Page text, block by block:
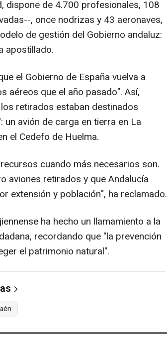
dispone de 4.700 profesionales, 108
, once nodrizas y 43 aeronaves,
de gestión del Gobierno andaluz:
apostillado.
el Gobierno de España vuelva a
aéreos que el año pasado". Así,
retirados estaban destinados
avión de carga en tierra en La
el Cedefo de Huelma.
cuando más necesarios son.
aviones retirados y que Andalucía
extensión y población", ha reclamado.
ha hecho un llamamiento a la
recordando que "la prevención
el patrimonio natural".